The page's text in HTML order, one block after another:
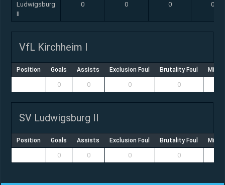
Ludwigsburg
II
0 0 0 0
VfL Kirchheim I
Position Goals Assists Exclusion Foul Brutality Foul
0 0 0 0
SV Ludwigsburg II
Position Goals Assists Exclusion Foul Brutality Foul
0 0 0 0